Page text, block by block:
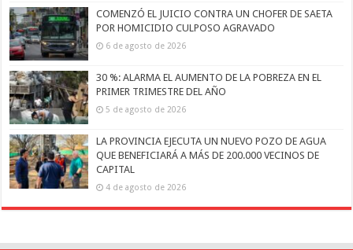
COMENZÓ EL JUICIO CONTRA UN CHOFER DE SAETA
POR HOMICIDIO CULPOSO AGRAVADO
6 de agosto de 2026
30 %: ALARMA EL AUMENTO DE LA POBREZA EN EL
PRIMER TRIMESTRE DEL AÑO
5 de agosto de 2026
LA PROVINCIA EJECUTA UN NUEVO POZO DE AGUA
QUE BENEFICIARÁ A MÁS DE 200.000 VECINOS DE
CAPITAL
4 de agosto de 2026